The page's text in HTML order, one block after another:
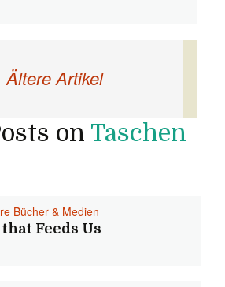
Ältere Artikel
on Taschen
Bücher & Medien
Feeds Us